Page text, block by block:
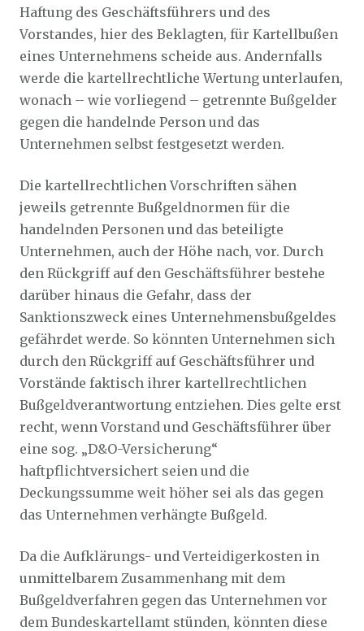
Haftung des Geschäftsführers und des
Vorstandes, hier des Beklagten, für Kartellbußen
eines Unternehmens scheide aus. Andernfalls
werde die kartellrechtliche Wertung unterlaufen,
wonach – wie vorliegend – getrennte Bußgelder
gegen die handelnde Person und das
Unternehmen selbst festgesetzt werden.
Die kartellrechtlichen Vorschriften sähen
jeweils getrennte Bußgeldnormen für die
handelnden Personen und das beteiligte
Unternehmen, auch der Höhe nach, vor. Durch
den Rückgriff auf den Geschäftsführer bestehe
darüber hinaus die Gefahr, dass der
Sanktionszweck eines Unternehmensbußgeldes
gefährdet werde. So könnten Unternehmen sich
durch den Rückgriff auf Geschäftsführer und
Vorstände faktisch ihrer kartellrechtlichen
Bußgeldverantwortung entziehen. Dies gelte erst
recht, wenn Vorstand und Geschäftsführer über
eine sog. „D&O-Versicherung“
haftpflichtversichert seien und die
Deckungssumme weit höher sei als das gegen
das Unternehmen verhängte Bußgeld.
Da die Aufklärungs- und Verteidigerkosten in
unmittelbarem Zusammenhang mit dem
Bußgeldverfahren gegen das Unternehmen vor
dem Bundeskartellamt stünden, könnten diese